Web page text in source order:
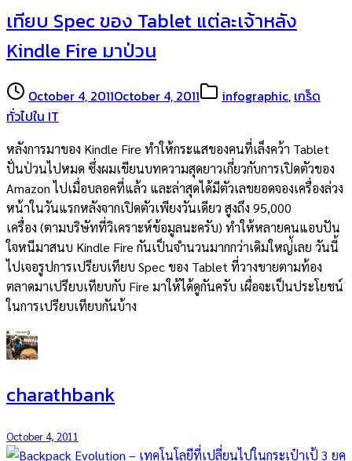
เทียบ Spec ของ Tablet แต่ละเจ้าหลัง
Kindle Fire มาป่วน
October 4, 2011October 4, 2011 infographic, เกร็ด
ทั่วไปใน IT
หลังการมาของ Kindle Fire ทำให้กระแสของคนที่เล็งคว้า Tablet
ปั่นป่วนไปหมด ซึ่งผมเขียนบทความสุดยาวเกี่ยวกับการเปิดตัวของ
Amazon ไปเมื่อบลอคที่แล้ว และล่าสุดได้มีตัวเลขยอดจองเครื่องล่วง
หน้าในวันแรกหลังจากเปิดตัวเพียงวันเดียว สูงถึง 95,000
เครื่อง (ตามบริษัทที่วิเคราะห์ข้อมูลนะครับ) ทำให้หลายคนแอบปัน
ใจหนีมาสนบ Kindle Fire กันเป็นจำนวนมากกว่าเดิมใหญ่้เลย วันนี้
ไปเจอรูปการเปรียบเทียบ Spec ของ Tablet ที่วางขายตามท้อง
ตลาดมาเปรียบเทียบกับ Fire มาให้ได้ดูกันครับ เผื่อจะเป็นประโยชน์
ในการเปรียบเทียบกันบ้าง
charathbank
October 4, 2011